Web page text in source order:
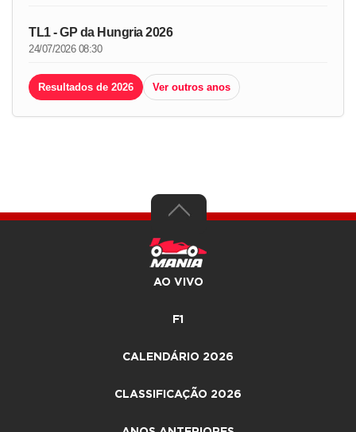
TL1 - GP da Hungria 2026
24/07/2026 08:30
Resultados de 2026 Ver outros anos
AO VIVO
F1
CALENDÁRIO 2026
CLASSIFICAÇÃO 2026